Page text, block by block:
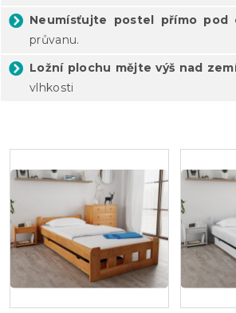
Neumísťujte postel přímo pod
průvanu.
Ložní plochu mějte výš nad
vlhkosti